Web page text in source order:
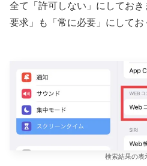
全て「許可しない」にしてお
要求」も「常に必要」にしてお
検索結果の表